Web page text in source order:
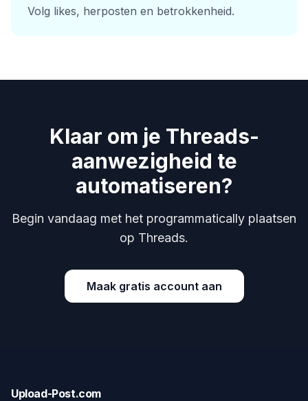
Volg likes, herposten en betrokkenheid.
Klaar om je Threads-
aanwezigheid te
automatiseren?
Begin vandaag met het programmatically plaatsen
op Threads.
Maak gratis account aan
Upload-Post.com